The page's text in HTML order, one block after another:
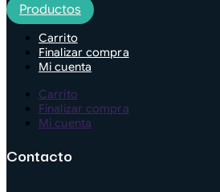
Productos
Carrito
Finalizar compra
Mi cuenta
Carrito
Finalizar compra
Mi cuenta
Contacto